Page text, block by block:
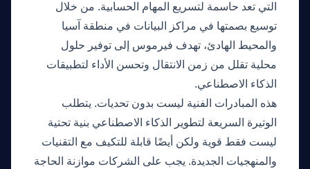
التي تعد حاسمة لتسريع المهام الحسابية. من خلال
توسيع بصمتها في مراكز البيانات في منطقة آسيا
والمحيط الهادئ، تهدف فيرموس إلى توفير حلول
محلية تقلل من زمن الانتقال وتحسن الأداء لتطبيقات
الذكاء الاصطناعي.
هذه المبادرات الفنية ليست بدون تحديات. يتطلب
الوتيرة السريعة لتطوير الذكاء الاصطناعي بنية تحتية
ليست فقط قوية ولكن أيضًا قابلة للتكيف مع التقنيات
والمنهجيات الجديدة. يجب على الشركات موازنة الحاجة